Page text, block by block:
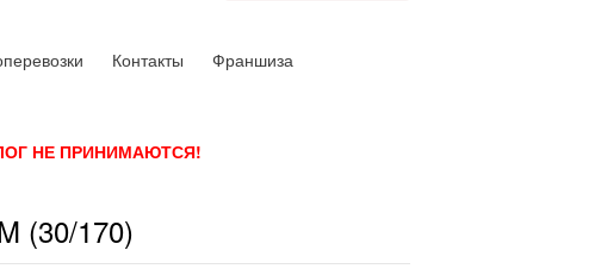
Контакты Франшиза
НЕ ПРИНИМАЮТСЯ!
(30/170)